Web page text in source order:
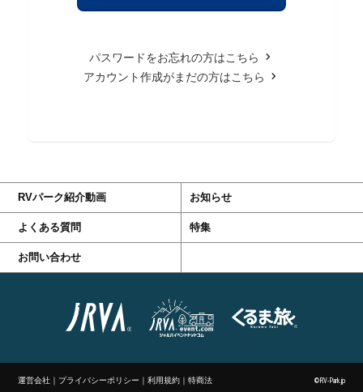
パスワードをお忘れの方はこちら
アカウント作成がまだの方はこちら
RVパーク紹介動画 お知らせ
よくある質問 特集
お問い合わせ
運営会社 ｜ プライバシーポリシー ｜利用規約 ｜特商法 ©RV-Park.jp